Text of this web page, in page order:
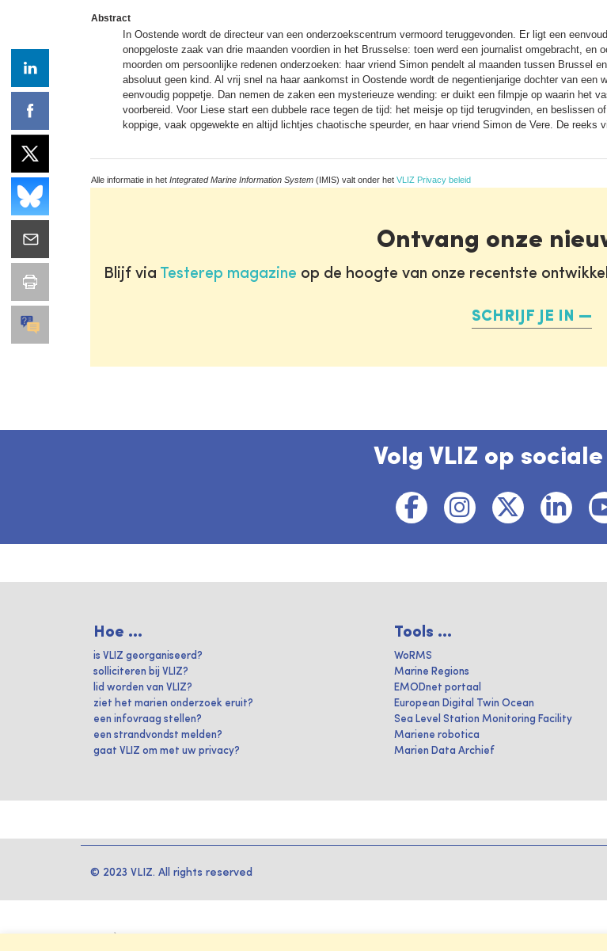
Abstract
In Oostende wordt de directeur van een onderzoekscentrum vermoord teruggevonden. Er ligt een
onopgeloste zaak van drie maanden voordien in het Brusselse: toen werd een journalist omgebracht,
moorden om persoonlijke redenen onderzoeken: haar vriend Simon pendelt al maanden tussen Brussel
absoluut geen kind. Al vrij snel na haar aankomst in Oostende wordt de negentienjarige dochter van
eenvoudig poppetje. Dan nemen de zaken een mysterieuze wending: er duikt een filmpje op waarin het
voorbereid. Voor Liese start een dubbele race tegen de tijd: het meisje op tijd terugvinden, en beslissen
koppige, vaak opgewekte en altijd lichtjes chaotische speurder, en haar vriend Simon de Vere. De reeks
Alle informatie in het Integrated Marine Information System (IMIS) valt onder het VLIZ Privacy beleid
Ontvang onze
Blijf via Testerep magazine op de hoogte van onze recentste
SCHRIJF JE IN
Volg VLIZ op
Hoe ...
is VLIZ georganiseerd?
solliciteren bij VLIZ?
lid worden van VLIZ?
ziet het marien onderzoek eruit?
een infovraag stellen?
een strandvondst melden?
gaat VLIZ om met uw privacy?
Tools ...
WoRMS
Marine Regions
EMODnet portaal
European Digital Twin Ocean
Sea Level Station Monitoring Facility
Mariene robotica
Marien Data Archief
© 2023 VLIZ. All rights reserved